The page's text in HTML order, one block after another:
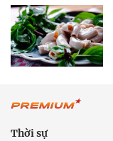
Thời sự